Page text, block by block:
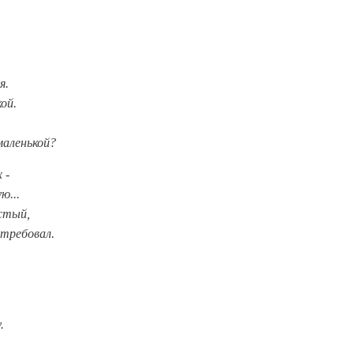
-